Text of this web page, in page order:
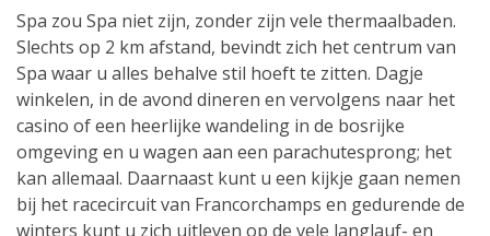
Spa zou Spa niet zijn, zonder zijn vele thermaalbaden.
Slechts op 2 km afstand, bevindt zich het centrum van
Spa waar u alles behalve stil hoeft te zitten. Dagje
winkelen, in de avond dineren en vervolgens naar het
casino of een heerlijke wandeling in de bosrijke
omgeving en u wagen aan een parachutesprong; het
kan allemaal. Daarnaast kunt u een kijkje gaan nemen
bij het racecircuit van Francorchamps en gedurende de
winters kunt u zich uitleven op de vele langlauf- en